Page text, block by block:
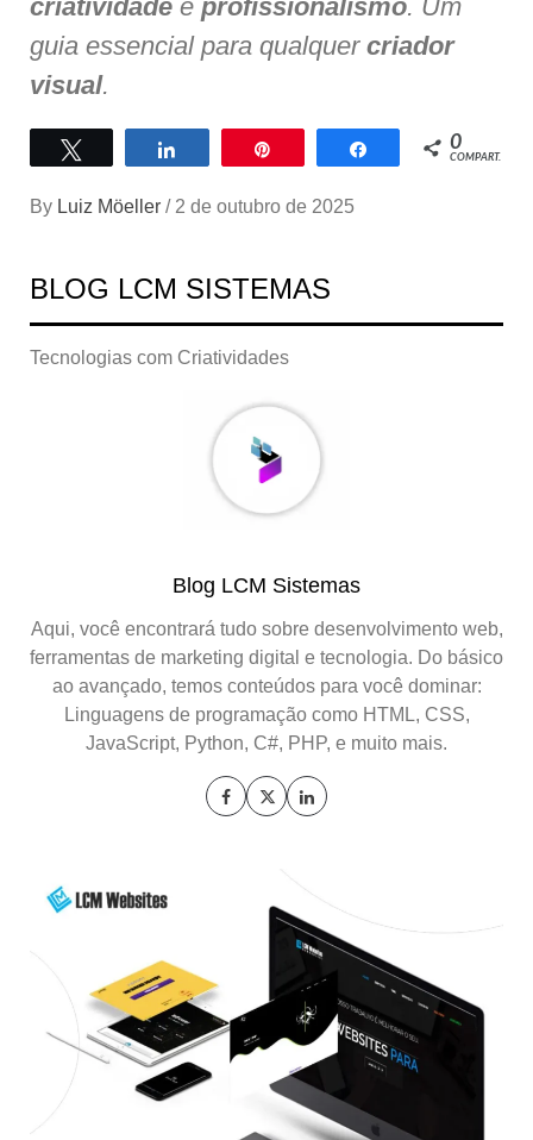
criatividade e profissionalismo. Um
guia essencial para qualquer criador
visual.
Compartilhar Compartilhar
0
COMPART.
By Luiz Möeller / 2 de outubro de 2025
BLOG LCM SISTEMAS
Tecnologias com Criatividades
Blog LCM Sistemas
Aqui, você encontrará tudo sobre desenvolvimento web,
ferramentas de marketing digital e tecnologia. Do básico
ao avançado, temos conteúdos para você dominar:
Linguagens de programação como HTML, CSS,
JavaScript, Python, C#, PHP, e muito mais.